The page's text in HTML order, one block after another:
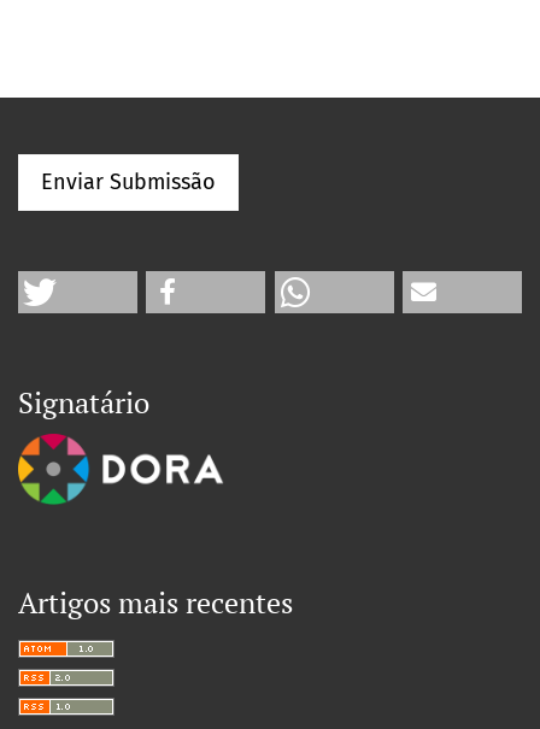
Enviar Submissão
Signatário
Artigos mais recentes